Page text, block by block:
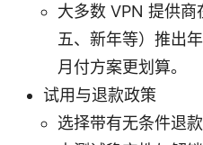
大多数 VPN 提供
五、新年等）推出
月付方案更划算。
试用与退款政策
选择带有无条件退